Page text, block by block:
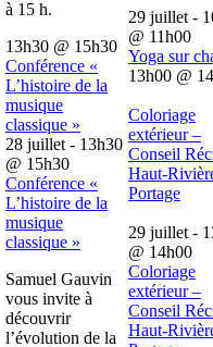
à 15 h.
13h30 @ 15h30
Conférence «
L’histoire de la
musique
classique »
28 juillet - 13h30
@ 15h30
Conférence «
L’histoire de la
musique
classique »
Samuel Gauvin
vous invite à
découvrir
l’évolution de la
29 juillet -
@ 11h00
Yoga sur
13h00 @
Coloriage
extérieur –
Conseil
Haut-
Portage
29 juillet -
@ 14h00
Coloriage
extérieur –
Conseil
Haut-